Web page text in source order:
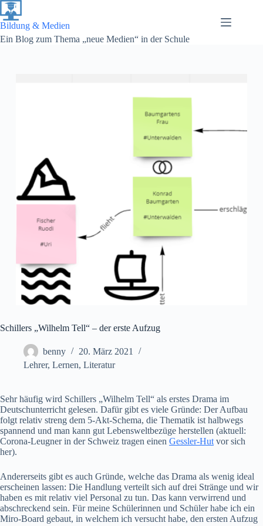
Zum
Inhalt
springen
Bildung & Medien
Ein Blog zum Thema „neue Medien“ in der Schule
Schillers „Wilhelm Tell“ – der erste Aufzug
benny
20. März 2021
Lehrer, Lernen, Literatur
Sehr häufig wird Schillers „Wilhelm Tell“ als erstes Drama im
Deutschunterricht gelesen. Dafür gibt es viele Gründe: Der Aufbau
folgt relativ streng dem 5-Akt-Schema, die Thematik ist halbwegs
spannend und man kann gut Lebensweltbezüge herstellen (aktuell:
Corona-Leugner in der Schweiz tragen einen Gessler-Hut vor sich
her).
Andererseits gibt es auch Gründe, welche das Drama als wenig ideal
erscheinen lassen: Die Handlung verteilt sich auf drei Stränge und wir
haben es mit relativ viel Personal zu tun. Das kann verwirrend und
abschreckend sein. Für meine Schülerinnen und Schüler habe ich ein
Miro-Board gebaut, in welchem ich versucht habe, den ersten Aufzug